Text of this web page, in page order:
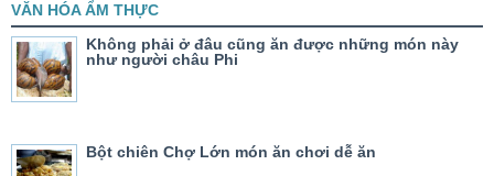
VĂN HÓA ẨM THỰC
Không phải ở đâu cũng ăn được những món này
như người châu Phi
Bột chiên Chợ Lớn món ăn chơi dễ ăn